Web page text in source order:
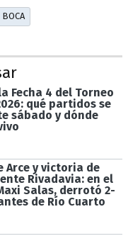
BOCA
Fecha 4 del Torneo
qué partidos se
sábado y dónde
Arce y victoria de
Rivadavia: en el
Salas, derrotó 2-
de Río Cuarto